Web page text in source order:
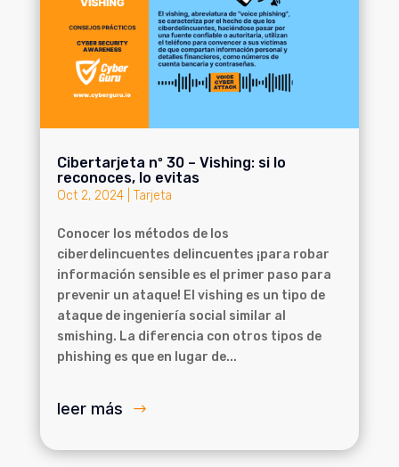
Cibertarjeta nº 30 – Vishing: si lo
reconoces, lo evitas
Oct 2, 2024| Tarjeta
Conocer los métodos de los
ciberdelincuentes delincuentes ¡para robar
información sensible es el primer paso para
prevenir un ataque! El vishing es un tipo de
ataque de ingeniería social similar al
smishing. La diferencia con otros tipos de
phishing es que en lugar de...
leer más